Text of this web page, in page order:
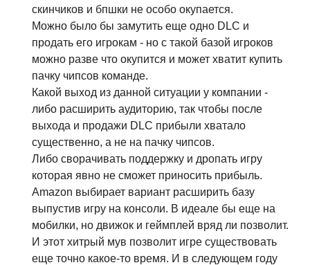
скинчиков и бпшки не особо окупается.
Можно было бы замутить еще одно DLC и
продать его игрокам - но с такой базой игроков
можно разве что окупится и может хватит купить
пачку чипсов команде.
Какой выход из данной ситуации у компании -
либо расширить аудиторию, так чтобы после
выхода и продажи DLC прибыли хватало
существенно, а не на пачку чипсов.
Либо сворачивать поддержку и дропать игру
которая явно не сможет приносить прибыль.
Amazon выбирает вариант расширить базу
выпустив игру на консоли. В идеале бы еще на
мобилки, но движок и геймплей вряд ли позволит.
И этот хитрый мув позволит игре существовать
еще точно какое-то время. И в следующем году